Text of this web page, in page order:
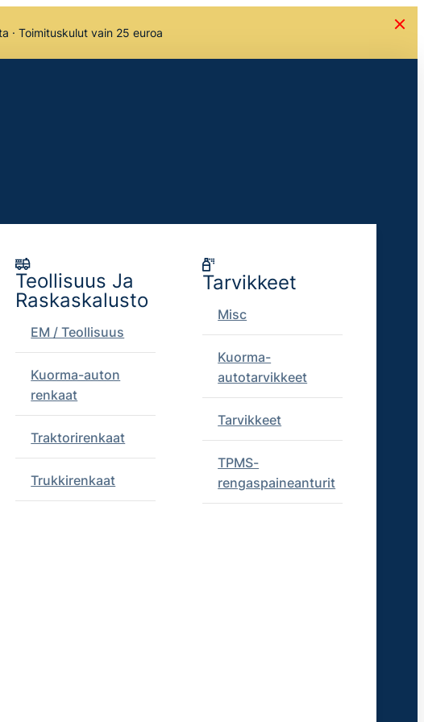
· Toimituskulut vain 25 euroa
Teollisuus Ja
Raskaskalusto
EM / Teollisuus
Kuorma-auton
renkaat
Traktorirenkaat
Trukkirenkaat
Tarvikkeet
Misc
Kuorma-
autotarvikkeet
Tarvikkeet
TPMS-
rengaspaineanturit